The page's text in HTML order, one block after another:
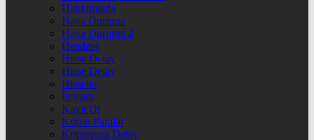
Hakkımızda
Hava Durumu
Hava Durumu 2
Header4
Hisse Detay
Hisse Detay
Hisseler
İletişim
Kayıt Ol
Kripto Paralar
Kriptopara Detay